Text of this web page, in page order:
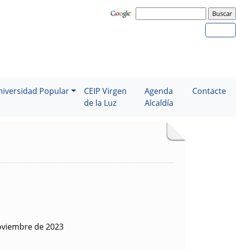
Popular
CEIP Virgen
de la Luz
Agenda
Alcaldía
Contacte
de 2023